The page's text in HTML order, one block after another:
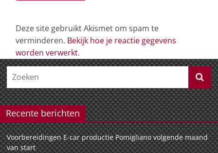
Deze site gebruikt Akismet om spam te
verminderen. Bekijk hoe je reactie gegevens
worden verwerkt.
Recente berichten
Voorbereidingen E-car productie Pomigliano volgende maand
van start